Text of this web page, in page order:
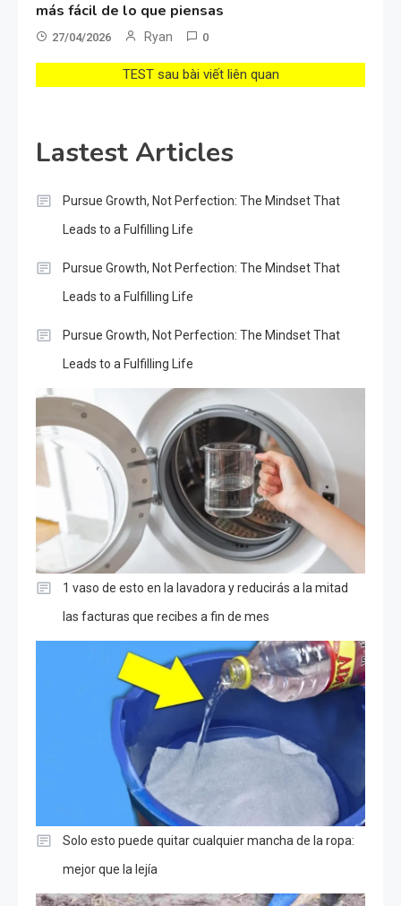
más fácil de lo que piensas
27/04/2026 Ryan 0
TEST sau bài viết liên quan
Lastest Articles
Pursue Growth, Not Perfection: The Mindset That
Leads to a Fulfilling Life
Pursue Growth, Not Perfection: The Mindset That
Leads to a Fulfilling Life
Pursue Growth, Not Perfection: The Mindset That
Leads to a Fulfilling Life
1 vaso de esto en la lavadora y reducirás a la mitad
las facturas que recibes a fin de mes
Solo esto puede quitar cualquier mancha de la ropa:
mejor que la lejía